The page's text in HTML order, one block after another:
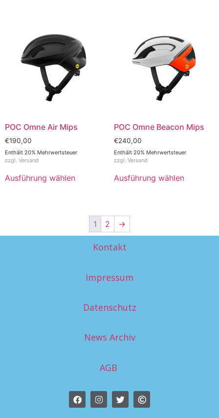
POC Omne Air Mips
€190,00
Enthält 20% Mehrwertsteuer
zzgl. Versand
Ausführung wählen
POC Omne Beacon Mips
€240,00
Enthält 20% Mehrwertsteuer
zzgl. Versand
Ausführung wählen
1 2 →
Kontakt
Impressum
Datenschutz
News Archiv
AGB